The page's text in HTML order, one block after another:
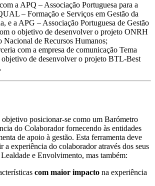
a APQ – Associação Portuguesa para a
– Formação e Serviços em Gestão da
e a APG – Associação Portuguesa de Gestão
o objetivo de desenvolver o projeto ONRH
Nacional de Recursos Humanos;
com a empresa de comunicação Tema
de desenvolver o projeto BTL-Best
posicionar-se como um Barómetro
do Colaborador fornecendo às entidades
de apoio à gestão. Esta ferramenta deve
a experiência do colaborador através dos seus
e Envolvimento, mas também:
com maior impacto na experiência